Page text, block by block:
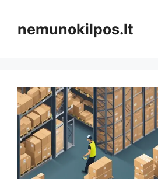
turinionemunokilpos.lt